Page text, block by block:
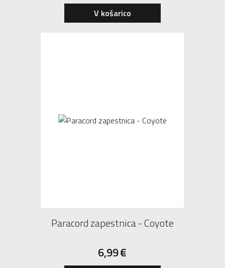
V košarico
Paracord zapestnica - Coyote
6,99€